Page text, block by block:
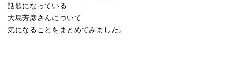
話題になっている
大島芳彦さんについて
気になることをまとめてみました。